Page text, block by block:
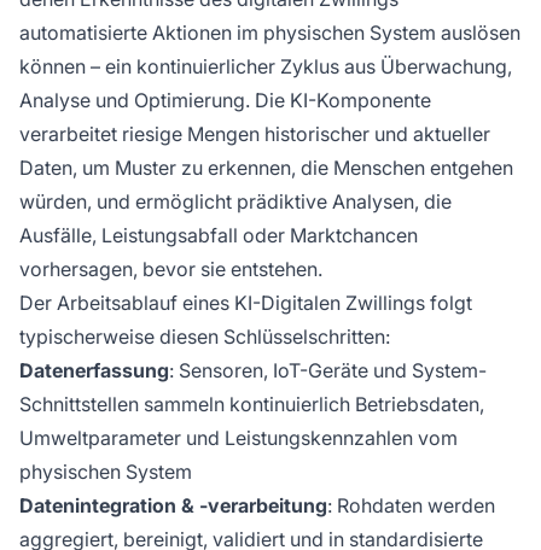
automatisierte Aktionen im physischen System auslösen
können – ein kontinuierlicher Zyklus aus Überwachung,
Analyse und Optimierung. Die KI-Komponente
verarbeitet riesige Mengen historischer und aktueller
Daten, um Muster zu erkennen, die Menschen entgehen
würden, und ermöglicht prädiktive Analysen, die
Ausfälle, Leistungsabfall oder Marktchancen
vorhersagen, bevor sie entstehen.
Der Arbeitsablauf eines KI-Digitalen Zwillings folgt
typischerweise diesen Schlüsselschritten:
Datenerfassung: Sensoren, IoT-Geräte und System-
Schnittstellen sammeln kontinuierlich Betriebsdaten,
Umweltparameter und Leistungskennzahlen vom
physischen System
Datenintegration & -verarbeitung: Rohdaten werden
aggregiert, bereinigt, validiert und in standardisierte